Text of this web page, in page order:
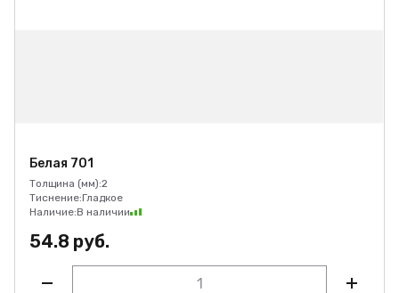
Белая 701
Толщина (мм):2
Тиснение:Гладкое
Наличие:В наличии
54.8 руб.